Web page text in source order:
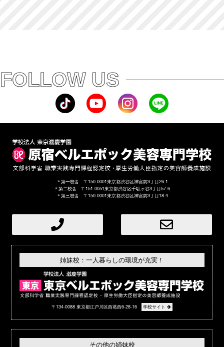
FOLLOW US
＊第一校舎 〒150-0001東京都渋谷区神宮前3丁目26-1
＊第二校舎 〒151-0051東京都渋谷区千駄ヶ谷3丁目57-6
＊第三校舎 〒150-0001東京都渋谷区神宮前3丁目18-4
姉妹校：一人暮らしの環境が充実！
〒134-0088 東京都江戸川区西葛西6-28-16 学校サイト
その他の姉妹校